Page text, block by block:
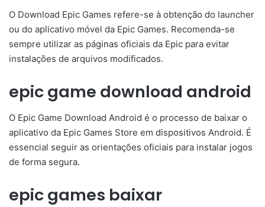
O Download Epic Games refere-se à obtenção do launcher
ou do aplicativo móvel da Epic Games. Recomenda-se
sempre utilizar as páginas oficiais da Epic para evitar
instalações de arquivos modificados.
epic game download android
O Epic Game Download Android é o processo de baixar o
aplicativo da Epic Games Store em dispositivos Android. É
essencial seguir as orientações oficiais para instalar jogos
de forma segura.
epic games baixar